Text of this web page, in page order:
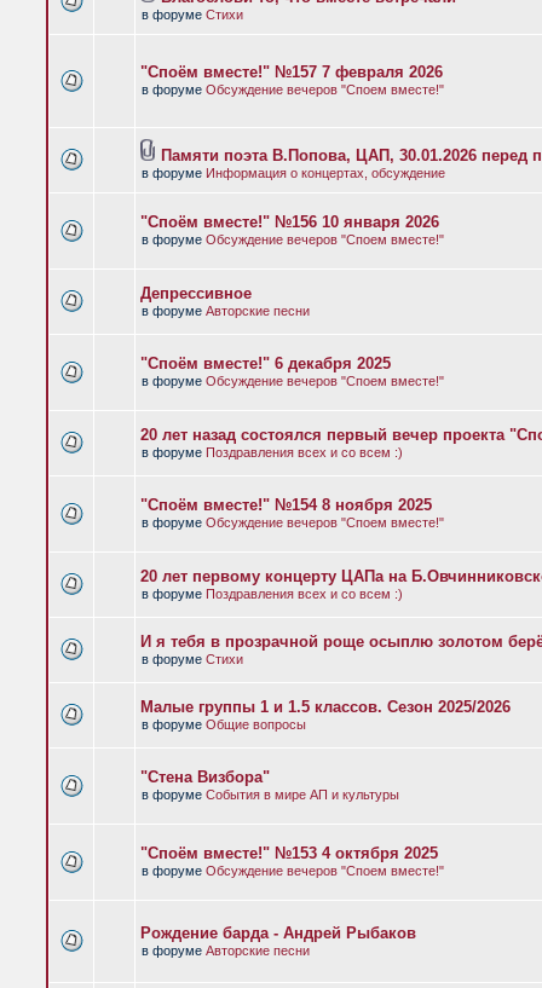
в форуме Стихи
"Споём вместе!" №157 7 февраля 2026
в форуме Обсуждение вечеров "Споем вместе!"
Памяти поэта В.Попова, ЦАП, 30.01.2026 перед
в форуме Информация о концертах, обсуждение
"Споём вместе!" №156 10 января 2026
в форуме Обсуждение вечеров "Споем вместе!"
Депрессивное
в форуме Авторские песни
"Споём вместе!" 6 декабря 2025
в форуме Обсуждение вечеров "Споем вместе!"
20 лет назад состоялся первый вечер проекта
в форуме Поздравления всех и со всем :)
"Споём вместе!" №154 8 ноября 2025
в форуме Обсуждение вечеров "Споем вместе!"
20 лет первому концерту ЦАПа на
в форуме Поздравления всех и со всем :)
И я тебя в прозрачной роще осыплю золотом
в форуме Стихи
Малые группы 1 и 1.5 классов. Сезон 2025/2026
в форуме Общие вопросы
"Стена Визбора"
в форуме События в мире АП и культуры
"Споём вместе!" №153 4 октября 2025
в форуме Обсуждение вечеров "Споем вместе!"
Рождение барда - Андрей Рыбаков
в форуме Авторские песни